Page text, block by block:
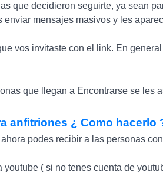
que decidieron seguirte, ya sean
mensajes masivos y les
vos invitaste con el link. En
que llegan a Encontrarse se les
anfitriones ¿ Como hacerlo
podes recibir a las personas
youtube ( si no tenes cuenta de